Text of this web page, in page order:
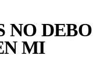
NO DEBO
MI